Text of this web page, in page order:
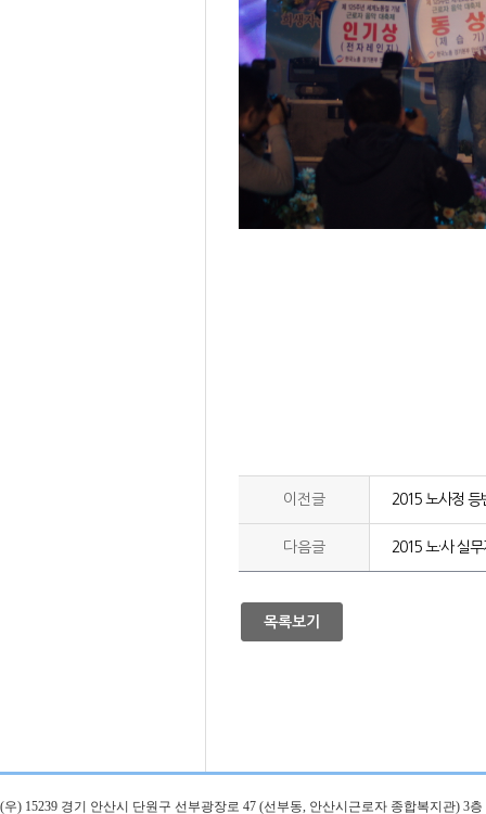
이전글 2015 노사정 등
다음글 2015 노·사 실
목록보기
(우) 15239 경기 안산시 단원구 선부광장로 47 (선부동, 안산시근로자 종합복지관) 3